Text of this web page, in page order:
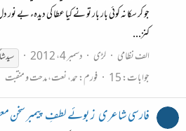
جو کر سکا نہ کوئی بار بار تو نے کیا عطا کی دیدہء بے نور
کنز...
الف نظامی
لڑی دسمبر 4، 2012 سید
جوابات: 15 فورم:حمد، نعت، مدحت و منقبت
فارسی شاعریز بوئے لطفِ پیمبر سخن